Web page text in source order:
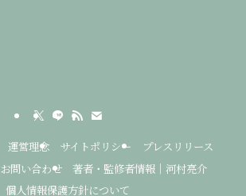
運営理念 サイトポリシー
プレスリリース
お問い合わせ
著者・監修者情報｜河村亮介
個人情報保護方針について